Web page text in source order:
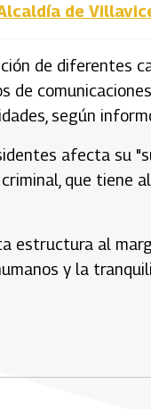
de
de diferentes
de
según
afecta su
que tiene
estructura al
y la